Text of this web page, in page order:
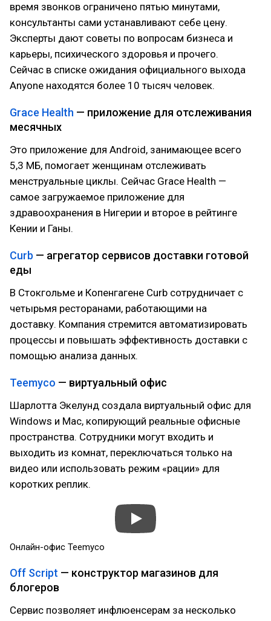
время звонков ограничено пятью минутами,
консультанты сами устанавливают себе цену.
Эксперты дают советы по вопросам бизнеса и
карьеры, психического здоровья и прочего.
Сейчас в списке ожидания официального выхода
Anyone находятся более 10 тысяч человек.
Grace Health — приложение для отслеживания
месячных
Это приложение для Android, занимающее всего
5,3 МБ, помогает женщинам отслеживать
менструальные циклы. Сейчас Grace Health —
самое загружаемое приложение для
здравоохранения в Нигерии и второе в рейтинге
Кении и Ганы.
Curb — агрегатор сервисов доставки готовой
еды
В Стокгольме и Копенгагене Curb сотрудничает с
четырьмя ресторанами, работающими на
доставку. Компания стремится автоматизировать
процессы и повышать эффективность доставки с
помощью анализа данных.
Teemyco — виртуальный офис
Шарлотта Экелунд создала виртуальный офис для
Windows и Mac, копирующий реальные офисные
пространства. Сотрудники могут входить и
выходить из комнат, переключаться только на
видео или использовать режим «рации» для
коротких реплик.
Онлайн-офис Teemyco
Off Script — конструктор магазинов для
блогеров
Сервис позволяет инфлюенсерам за несколько